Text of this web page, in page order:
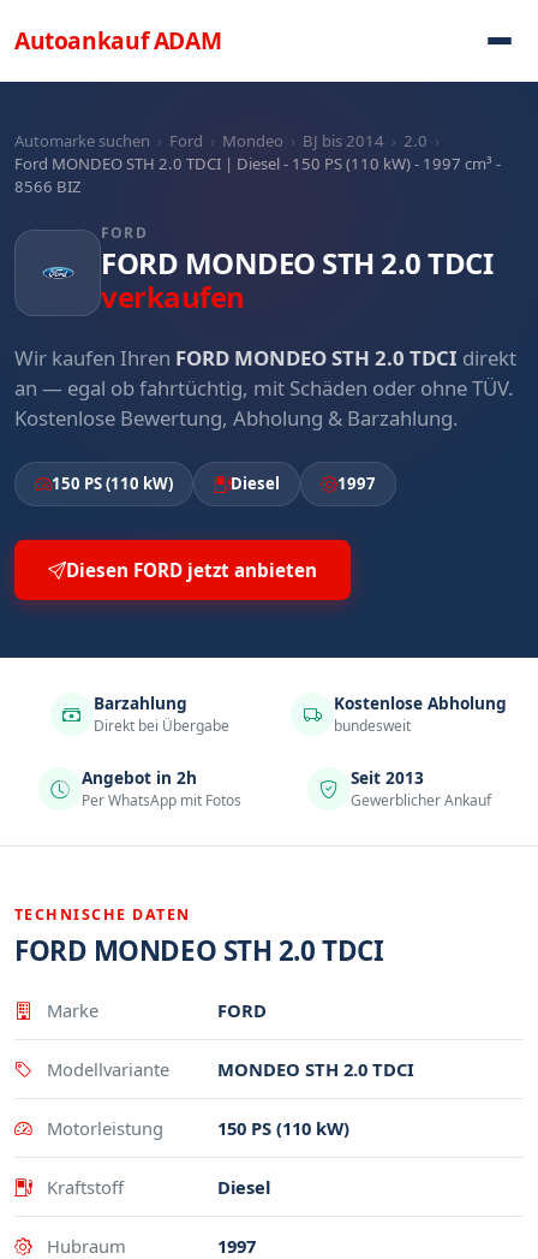
AutoankaufADAM
Automarke suchen › Ford › Mondeo › BJ bis 2014 › 2.0 ›
Ford MONDEO STH 2.0 TDCI | Diesel - 150 PS (110 kW) - 1997 cm³ -
8566 BIZ
FORD
FORD MONDEO STH 2.0 TDCI
verkaufen
Wir kaufen Ihren FORD MONDEO STH 2.0 TDCI direkt
an — egal ob fahrtüchtig, mit Schäden oder ohne TÜV.
Kostenlose Bewertung, Abholung & Barzahlung.
150 PS (110 kW) Diesel 1997
Diesen FORD jetzt anbieten
Barzahlung
Direkt bei Übergabe
Kostenlose Abholung
bundesweit
Angebot in 2h
Per WhatsApp mit Fotos
Seit 2013
Gewerblicher Ankauf
TECHNISCHE DATEN
FORD MONDEO STH 2.0 TDCI
Eigenschaft
Marke FORD
Modellvariante MONDEO STH 2.0 TDCI
Motorleistung 150 PS (110 kW)
Kraftstoff Diesel
Hubraum 1997